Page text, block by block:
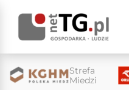
Strefa
Miedzi